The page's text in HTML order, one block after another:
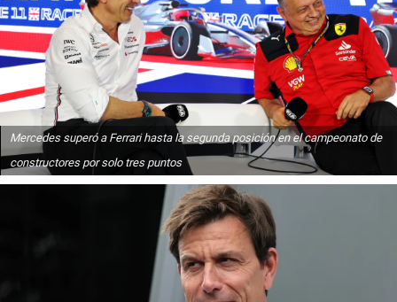
Mercedes superó a Ferrari hasta la segunda posición en el campeonato de
constructores por solo tres puntos